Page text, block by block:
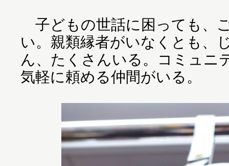
子どもの世話に困っても、
い。親類縁者がいなくとも、
ん、たくさんいる。コミュニ
気軽に頼める仲間がいる。